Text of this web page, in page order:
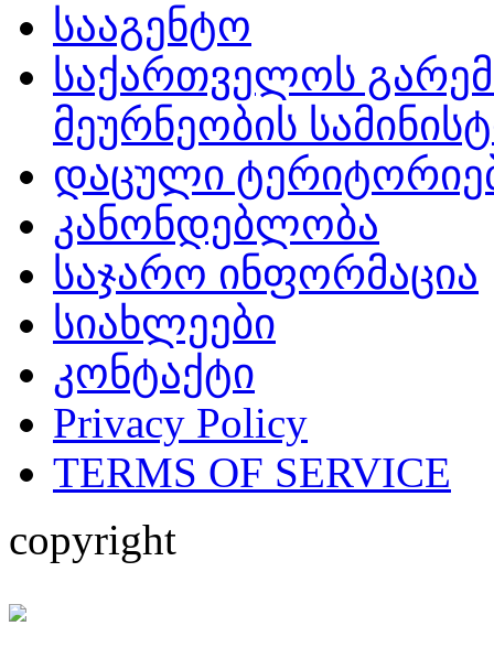
სააგენტო
საქართველოს
მეურნეობის
დაცული
კანონდებლობა
საჯარო ინფორმაცია
სიახლეები
კონტაქტი
Privacy Policy
TERMS OF SERVICE
copyright